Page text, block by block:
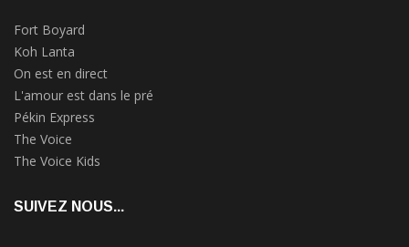
Fort Boyard
Koh Lanta
On est en direct
L'amour est dans le pré
Pékin Express
The Voice
The Voice Kids
SUIVEZ NOUS...